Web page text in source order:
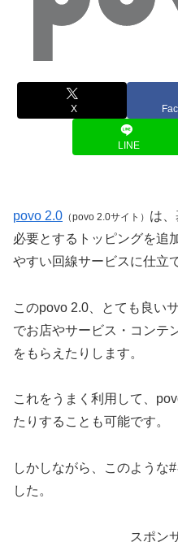
X
LINE
povo 2.0 （povo 2.0サイト） は
必要とするトッピングを追
やすい回線サービスに仕立
このpovo 2.0、とても良い
でお店やサービス・コンテ
をもらえたりします。
これをうまく利用して、
たりすることも可能です。
しかしながら、このような
した。
スポン